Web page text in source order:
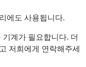
에도 사용됩니다.
계가 필요합니다. 더
저희에게 연락해주세